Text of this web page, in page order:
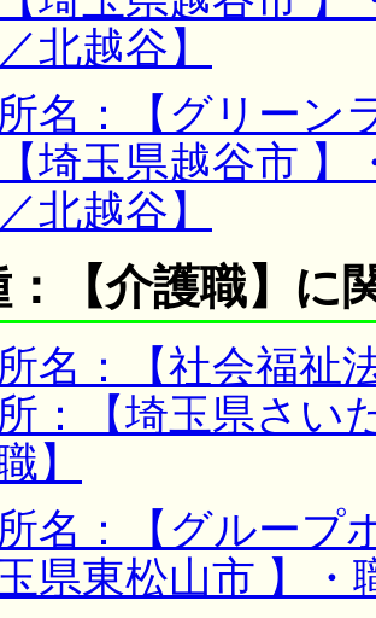
北越谷】
名：【グリーン
埼玉県越谷市 】
北越谷】
：【介護職】に
名：【社会福
：【埼玉県さい
】
名：【グルー
玉県東松山市 】